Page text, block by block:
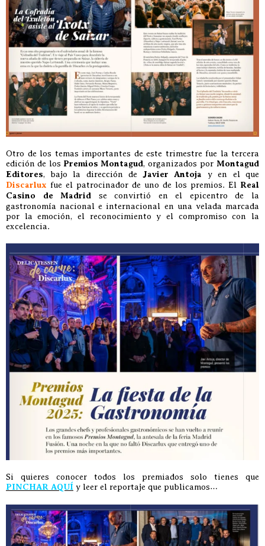
Otro de los temas importantes de este trimestre fue la tercera
edición de los Premios Montagud, organizados por Montagud
Editores, bajo la dirección de Javier Antoja y en el que
Discarlux fue el patrocinador de uno de los premios. El Real
Casino de Madrid se convirtió en el epicentro de la
gastronomía nacional e internacional en una velada marcada
por la emoción, el reconocimiento y el compromiso con la
excelencia.
Si quieres conocer todos los premiados solo tienes que
PINCHAR AQUÍ y leer el reportaje que publicamos…